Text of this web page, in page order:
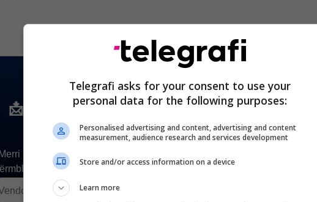
Telegrafi asks for your consent to use your
personal data for the following purposes:
Personalised advertising and content, advertising and content
measurement, audience research and services development
Store and/or access information on a device
Learn more